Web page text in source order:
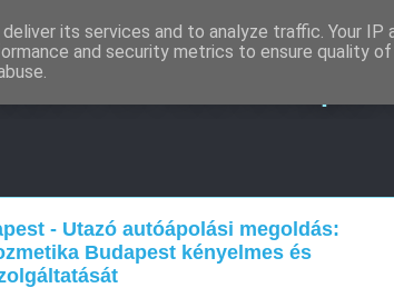
és
- Utazó autóápolási megoldás:
Budapest kényelmes és
its services and to analyze traffic. Your IP
and security metrics to ensure quality